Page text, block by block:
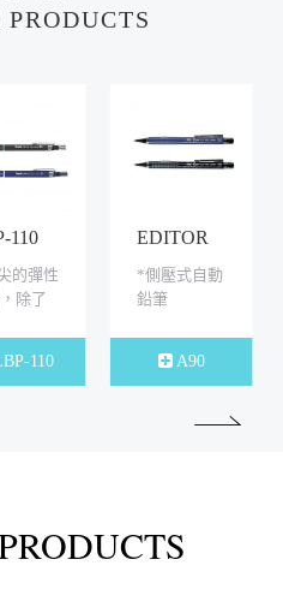
110
筆尖
自動
的彈性
除了
書寫
110
EDITOR
A90 自動
鉛筆
*側壓式自動
鉛筆
A90